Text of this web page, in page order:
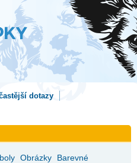
dotazy
Obrázky Barevné